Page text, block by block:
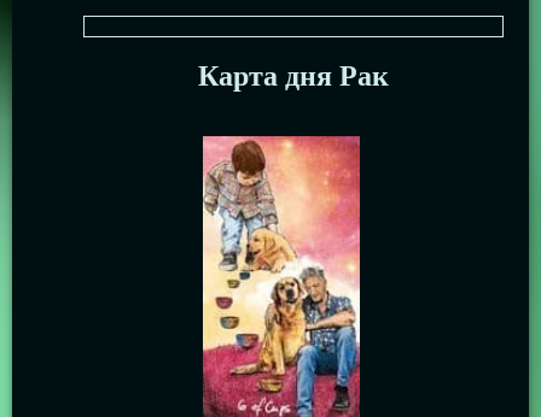
Карта дня Рак